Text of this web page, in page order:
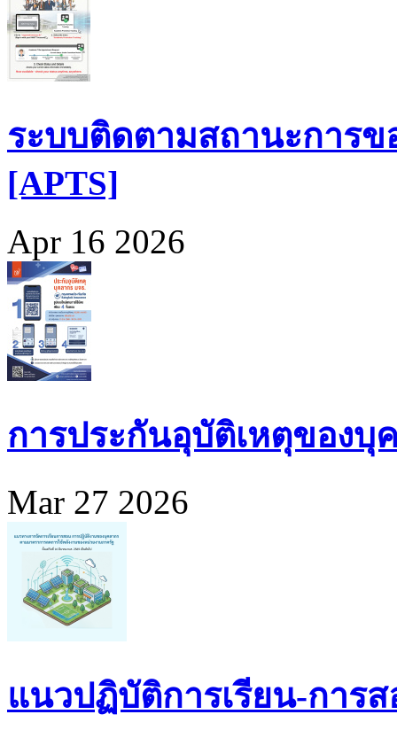
ระบบติดตามสถานะการ
[APTS]
Apr 16 2026
การประกันอุบัติเหตุของบุ
Mar 27 2026
แนวปฏิบัติการเรียน-การ